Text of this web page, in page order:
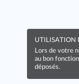
UTILISATION
Lors de votre
au bon
déposés.